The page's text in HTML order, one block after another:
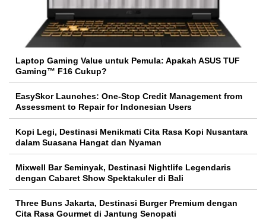
Laptop Gaming Value untuk Pemula: Apakah ASUS TUF
Gaming™ F16 Cukup?
EasySkor Launches: One-Stop Credit Management from
Assessment to Repair for Indonesian Users
Kopi Legi, Destinasi Menikmati Cita Rasa Kopi Nusantara
dalam Suasana Hangat dan Nyaman
Mixwell Bar Seminyak, Destinasi Nightlife Legendaris
dengan Cabaret Show Spektakuler di Bali
Three Buns Jakarta, Destinasi Burger Premium dengan
Cita Rasa Gourmet di Jantung Senopati